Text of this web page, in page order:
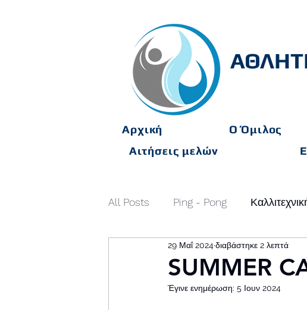
Αρχική O Όμιλος
Αιτήσεις μελών
All Posts Ping - Pong
Γυμναστήριο ΑΝΑΚΟΙΝΩΣΕΙΣ
SUMMER
29 Μαΐ 2024διαβάστηκε 2 λεπτά
Έγινε ενημέρωση: 5 Ιουν 2024